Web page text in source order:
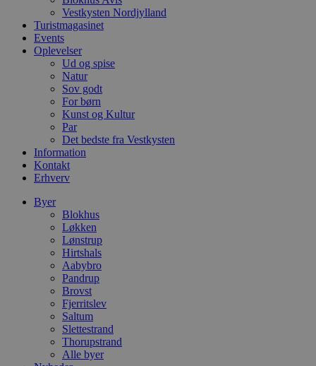
Vestkysten Nordjylland
Turistmagasinet
Events
Oplevelser
Ud og spise
Natur
Sov godt
For børn
Kunst og Kultur
Par
Det bedste fra Vestkysten
Information
Kontakt
Erhverv
Byer
Blokhus
Løkken
Lønstrup
Hirtshals
Aabybro
Pandrup
Brovst
Fjerritslev
Saltum
Slettestrand
Thorupstrand
Alle byer